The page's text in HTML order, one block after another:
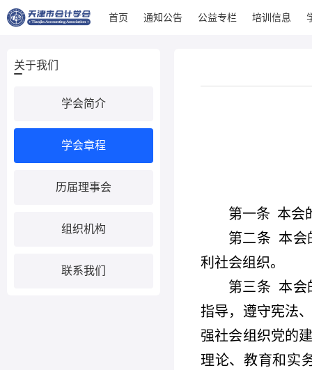
首页 通知公告 公益专栏 培训信息
关于我们
学会简介
学会章程
历届理事会
组织机构
联系我们
第一条 本会
第二条 本会
利社会组织。
第三条 本会
指导，遵守宪法
强社会组织党的
理论、教育和实